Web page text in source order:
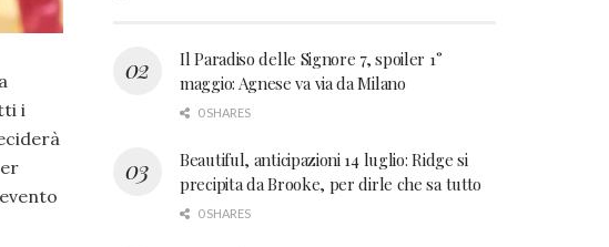
i
Il Paradiso delle Signore 7, spoiler 1°
maggio: Agnese va via da Milano
0 SHARES
Beautiful, anticipazioni 14 luglio: Ridge si
precipita da Brooke, per dirle che sa tutto
0 SHARES